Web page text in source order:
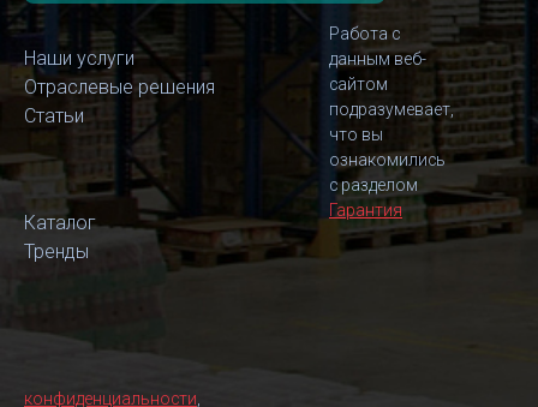
Наши услуги
Отраслевые решения
Статьи
Каталог
Тренды
Работа с
данным веб-
сайтом
подразумевает,
что вы
ознакомились
с разделом
Гарантия
конфиденциальности